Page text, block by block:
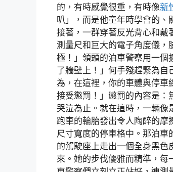
的，有時感覺很重，有時像新
叭」，而是他童年時學會的、
接著，一群穿著反光背心和戴
測量尺和巨大的電子角度儀，
極！」領頭的泊車警察用一個
了牆壁上！」何手殘趕緊為
為，在這裡，你的車體與停車
接受懲罰！」懲罰的內容是：
哭泣為止。就在這時，一輛像
跑車的輪胎發出令人陶醉的摩
尺寸寬度的停車格中。那泊
的駕駛座上走出一個全身黑色
來。她的步伐優雅而精準，每